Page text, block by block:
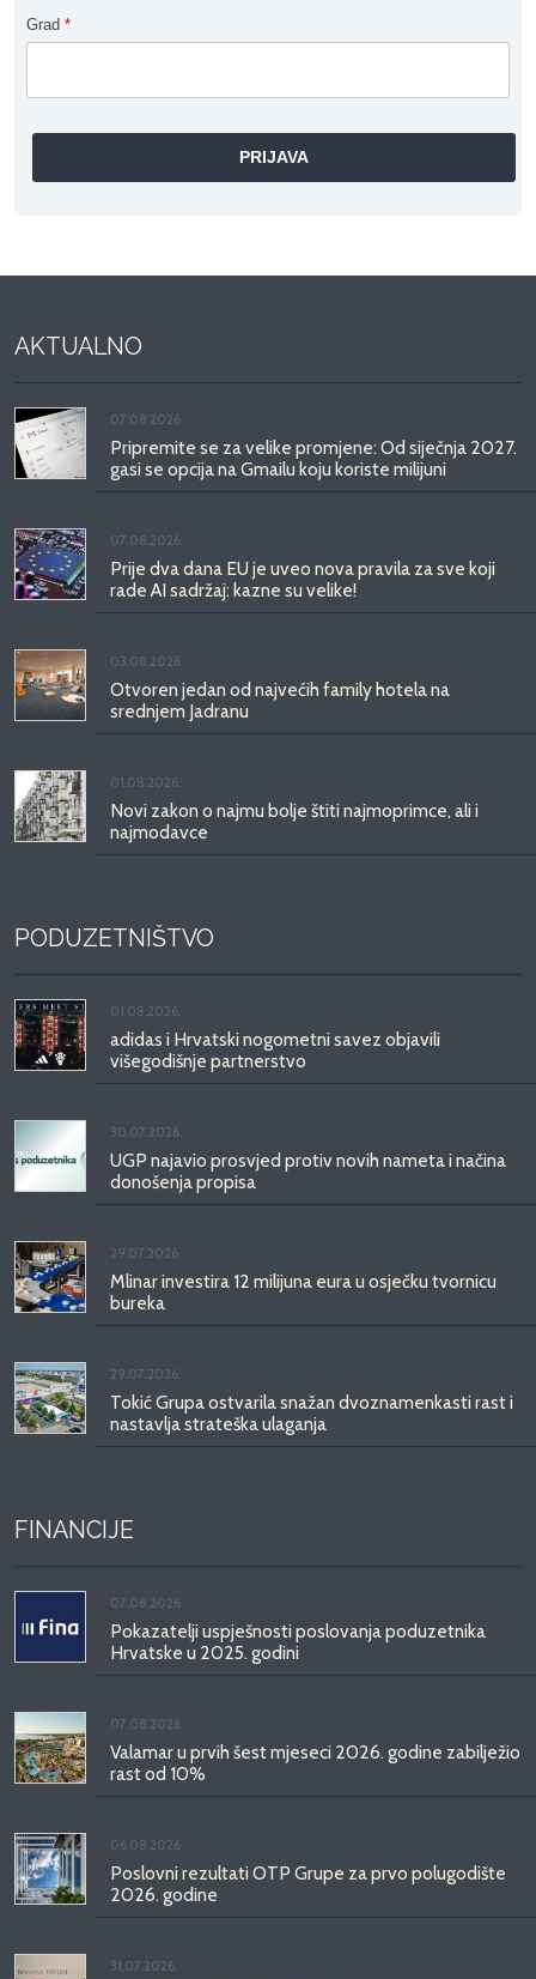
Grad *
AKTUALNO
07.08.2026.
Pripremite se za velike promjene: Od siječnja 2027.
gasi se opcija na Gmailu koju koriste milijuni
07.08.2026.
Prije dva dana EU je uveo nova pravila za sve koji
rade AI sadržaj: kazne su velike!
03.08.2026.
Otvoren jedan od najvećih family hotela na
srednjem Jadranu
01.08.2026.
Novi zakon o najmu bolje štiti najmoprimce, ali i
najmodavce
PODUZETNIŠTVO
01.08.2026.
adidas i Hrvatski nogometni savez objavili
višegodišnje partnerstvo
30.07.2026.
UGP najavio prosvjed protiv novih nameta i načina
donošenja propisa
29.07.2026.
Mlinar investira 12 milijuna eura u osječku tvornicu
bureka
29.07.2026.
Tokić Grupa ostvarila snažan dvoznamenkasti rast i
nastavlja strateška ulaganja
FINANCIJE
07.08.2026.
Pokazatelji uspješnosti poslovanja poduzetnika
Hrvatske u 2025. godini
07.08.2026.
Valamar u prvih šest mjeseci 2026. godine zabilježio
rast od 10%
06.08.2026.
Poslovni rezultati OTP Grupe za prvo polugodište
2026. godine
31.07.2026.